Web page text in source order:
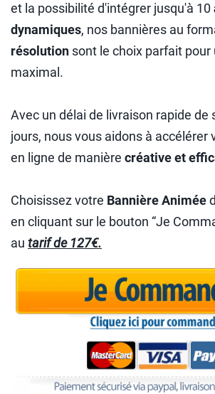
et la possibilité d'intégrer jusqu'à 10
dynamiques, nos bannières au
résolution sont le choix parfait pour
maximal.
Avec un délai de livraison rapide de
jours, nous vous aidons à accélérer
en ligne de manière créative et
Choisissez votre Bannière Animée
en cliquant sur le bouton “Je
au tarif de 127€.